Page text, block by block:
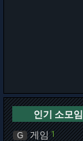
인기 소모임
G 게임 1